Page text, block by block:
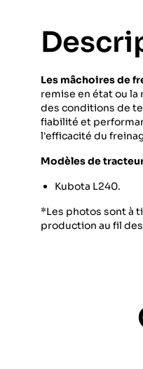
Les mâchoires de
remise en état ou
des conditions de
fiabilité et
l'efficacité du
Modèles de
Kubota L240.
*Les photos sont à
production au fil